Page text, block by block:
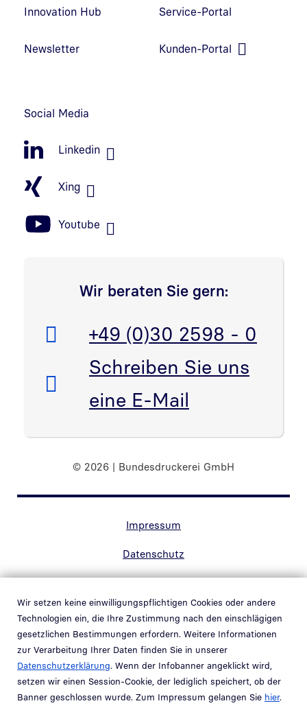
Wir setzen keine einwilligungspflichtigen Cookies oder andere
Technologien ein, die Ihre Zustimmung nach den einschlägigen
gesetzlichen Bestimmungen erfordern. Weitere Informationen
zur Verarbeitung Ihrer Daten finden Sie in unserer
Datenschutzerklärung. Wenn der Infobanner angeklickt wird,
setzen wir einen Session-Cookie, der lediglich speichert, ob der
Banner geschlossen wurde. Zum Impressum gelangen Sie hier.
Innovation Hub
Newsletter
Service-Portal
Kunden-Portal
Social Media
Linkedin
Xing
Youtube
Wir beraten Sie gern:
Telefon:
+49 (0)30 2598 - 0
E-Mail:
Schreiben Sie uns
eine E-Mail
© 2026 | Bundesdruckerei GmbH
Impressum
Datenschutz
Barrierefreiheit
Hinweisgebersystem
Link in neuem Fenster öffnen
Schwachstellenmeldung